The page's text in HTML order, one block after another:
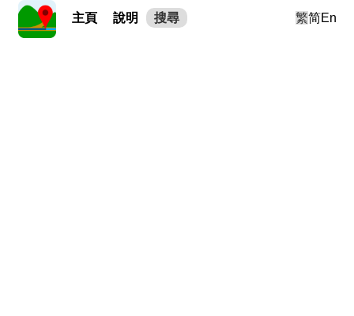
主頁 說明 搜尋 繁简En